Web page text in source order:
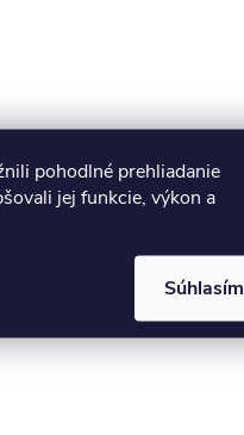
pohodlné prehliadanie
jej funkcie, výkon a
Súhlasím